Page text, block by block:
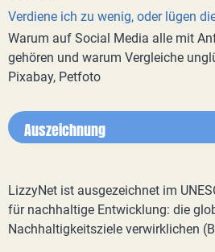
Verdiene ich zu wenig, oder lügen
Warum auf Social Media alle mit
gehören und warum Vergleiche
Pixabay, Petfoto
Auszeichnung
LizzyNet ist ausgezeichnet im
für nachhaltige Entwicklung: die
Nachhaltigkeitsziele verwirklichen